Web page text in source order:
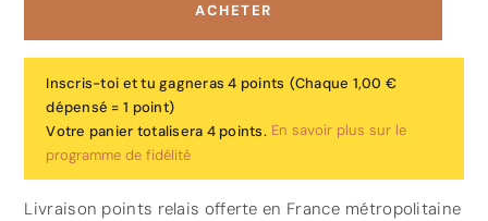
ACHETER
Inscris-toi et tu gagneras 4 points (Chaque 1,00 €
dépensé = 1 point)
Votre panier totalisera 4 points. En savoir plus sur le
programme de fidélité
Livraison points relais offerte en France métropolitaine